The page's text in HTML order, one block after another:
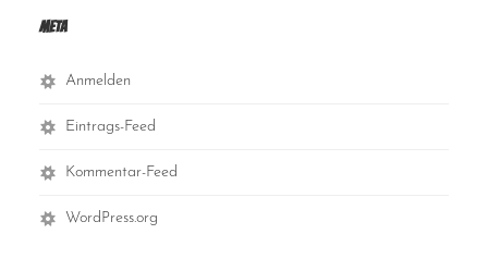
Meta
Anmelden
Eintrags-Feed
Kommentar-Feed
WordPress.org